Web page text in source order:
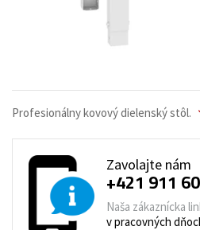
Profesionálny kovový dielenský stôl.
Zavolajte nám
+421 911
Naša zákaznícka
v pracovných